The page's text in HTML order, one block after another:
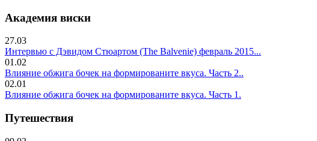
Академия виски
27.03
Интервью с Дэвидом Стюартом (The Balvenie) февраль 2015...
01.02
Влияние обжига бочек на формированите вкуса. Часть 2..
02.01
Влияние обжига бочек на формированите вкуса. Часть 1.
Путешествия